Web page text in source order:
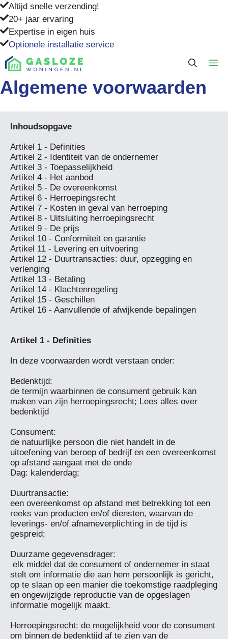
Ga
naar
de
inhoud
Altijd snelle verzending!
20+ jaar ervaring
Expertise in eigen huis
Optionele installatie service
Algemene voorwaarden
Artikel 1 - Definities
Artikel 2 - Identiteit van de ondernemer
Artikel 3 - Toepasselijkheid
Artikel 4 - Het aanbod
Artikel 5 - De overeenkomst
Artikel 6 - Herroepingsrecht
Artikel 7 - Kosten in geval van herroeping
Artikel 8 - Uitsluiting herroepingsrecht
Artikel 9 - De prijs
Artikel 10 - Conformiteit en garantie
Artikel 11 - Levering en uitvoering
Artikel 12 - Duurtransacties: duur, opzegging en
verlenging
Artikel 13 - Betaling
Artikel 14 - Klachtenregeling
Artikel 15 - Geschillen
Artikel 16 - Aanvullende of afwijkende bepalingen
In deze voorwaarden wordt verstaan onder:
Bedenktijd:
de termijn waarbinnen de consument gebruik kan
maken van zijn herroepingsrecht; Lees alles over
bedenktijd
Consument:
de natuurlijke persoon die niet handelt in de
uitoefening van beroep of bedrijf en een overeenkomst
op afstand aangaat met de onde
Dag: kalenderdag;
Duurtransactie:
een overeenkomst op afstand met betrekking tot een
reeks van producten en/of diensten, waarvan de
leverings- en/of afnameverplichting in de tijd is
gespreid;
Duurzame gegevensdrager:
stelt om informatie die aan hem persoonlijk is gericht,
op te slaan op een manier die toekomstige raadpleging
en ongewijzigde reproductie van de opgeslagen
informatie mogelijk maakt.
Herroepingsrecht: de mogelijkheid voor de consument
om binnen de bedenktijd af te zien van de